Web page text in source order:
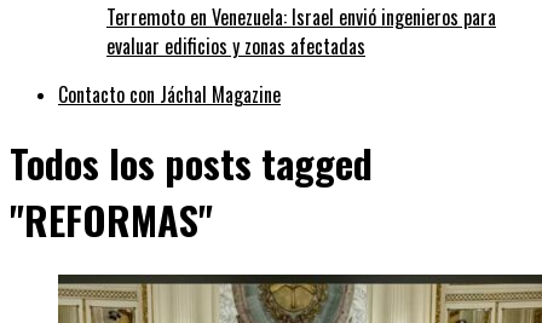
Terremoto en Venezuela: Israel envió ingenieros para
evaluar edificios y zonas afectadas
Contacto con Jáchal Magazine
Todos los posts tagged
"REFORMAS"